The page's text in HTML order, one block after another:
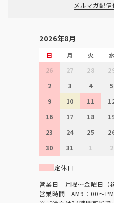
メルマガ配
2026年8月
日 月 火
26
27 28
2
3 4 5
9
10 11
16
17 18
23
24 25
30
31 1 2
定休日
営業日 月曜～金曜日（
営業時間 AM9：00～